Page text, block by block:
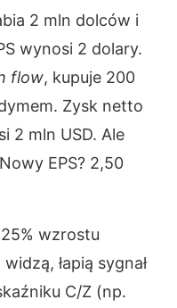
2 mln dolców i
wynosi 2 dolary.
flow, kupuje 200
Zysk netto
2 mln USD. Ale
EPS? 2,50
wzrostu
łapią sygnał
C/Z (np.